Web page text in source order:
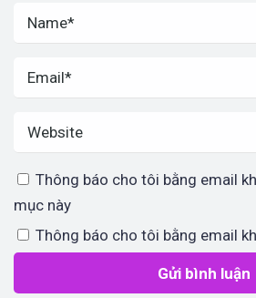
Thông báo cho tôi bằng email
mục này
Thông báo cho tôi bằng email